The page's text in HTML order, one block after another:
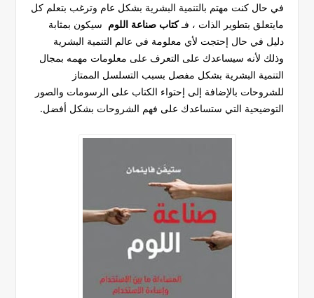
في حال كنت مهتم بالتنمية البشرية بشكل عام وترغب بتعلم كل
مايتعلق بتطوير الذات ، فـكتاب صناعة اللوم سيكون بمثابة
دليل في حال إحتجت لأي معلومة في عالم التنمية البشرية
وذلك لأنه سيساعدك على التعرف على معلومات مهمه بمجال
التنمية البشرية بشكل مفصل بسبب التسلسل الممتاز
للشروحات بالإضافة إلى إحتواء الكتاب على الرسومات والصور
التوضيحية التي ستساعدك على فهم الشروحات بشكل أفضل.